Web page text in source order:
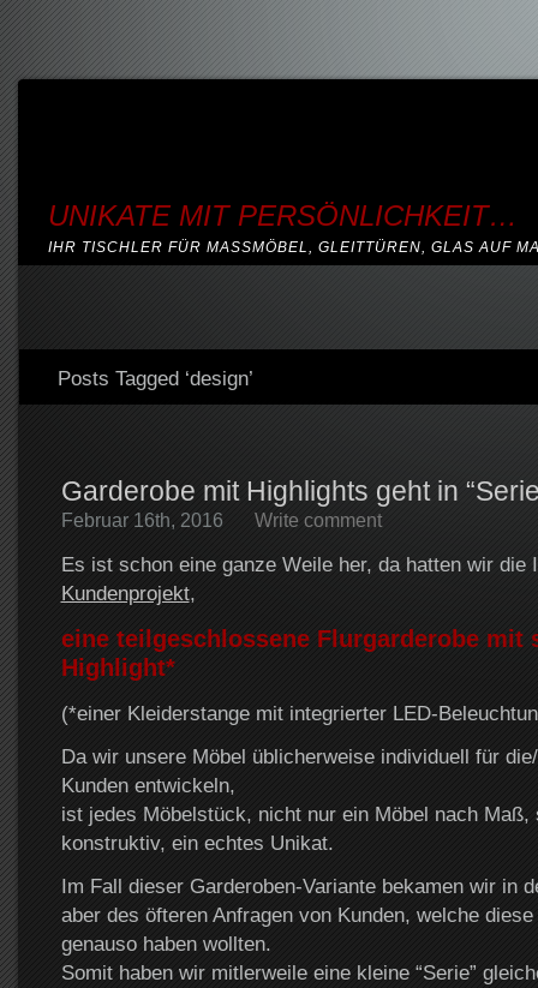
UNIKATE MIT PERSÖNLICHKEIT…
IHR TISCHLER FÜR MASSMÖBEL, GLEITTÜREN, GLAS AUF
Posts Tagged ‘design’
Garderobe mit Highlights geht in
Februar 16th, 2016 Write comment
Es ist schon eine ganze Weile her, da hatten wir die
Kundenprojekt,
eine teilgeschlossene Flurgarderobe mit
Highlight*
(*einer Kleiderstange mit integrierter LED-
Da wir unsere Möbel üblicherweise individuell für
Kunden entwickeln,
ist jedes Möbelstück, nicht nur ein Möbel nach Maß,
konstruktiv, ein echtes Unikat.
Im Fall dieser Garderoben-Variante bekamen wir in
aber des öfteren Anfragen von Kunden, welche
genauso haben wollten.
Somit haben wir mitlerweile eine kleine “Serie”